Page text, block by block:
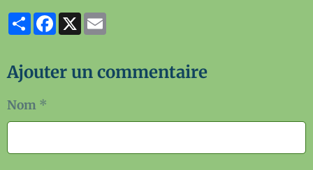
PartagerFacebook
X
Ajouter un commentaire
Nom